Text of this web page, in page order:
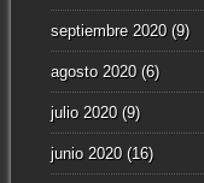
septiembre 2020(9)
agosto 2020(6)
julio 2020(9)
junio 2020(16)